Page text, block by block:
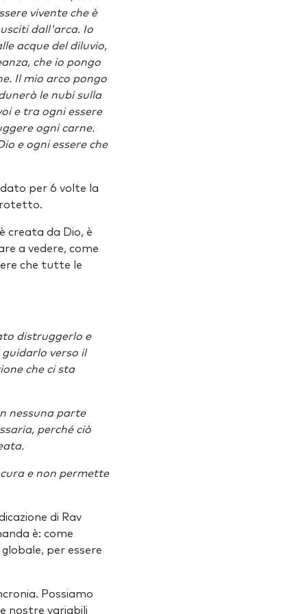
vivente che è
dall'arca. Io
acque del diluvio,
che io pongo
Il mio arco pongo
le nubi sulla
e tra ogni essere
ogni carne.
e ogni essere che
dato per 6 volte la
creata da Dio, è
a vedere, come
che tutte le
distruggerlo e
verso il
che ci sta
nessuna parte
perché ciò
e non permette
di Rav
è: come
per essere
Possiamo
nostre variabili